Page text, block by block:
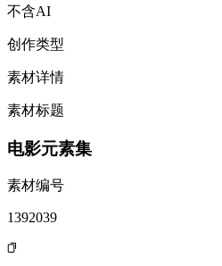
不含AI
创作类型
素材详情
素材标题
电影元素集
素材编号
1392039